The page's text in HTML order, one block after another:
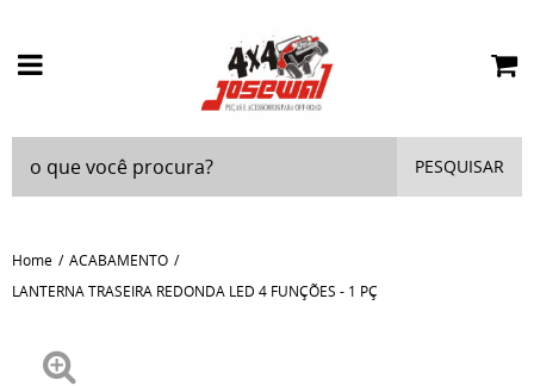
PESQUISAR
Home
ACABAMENTO
LANTERNA TRASEIRA REDONDA LED 4 FUNÇÕES - 1 PÇ